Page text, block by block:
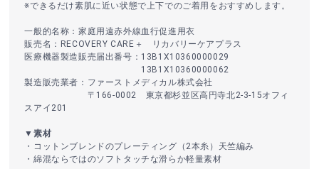
※できるだけ素肌に近い状態で上下でのご着用をおすすめします。
一般的名称：家庭用遠赤外線血行促進用衣
販売名：RECOVERY CARE＋ リカバリーケアプラス
医療機器製造販売届出番号：13B1X10360000029
13B1X10360000062
製造販売業者：ファーストメディカル株式会社
〒166-0002 東京都杉並区高円寺北2-3-15オフィ
スアイ201
▼素材
・コットンブレンドのプレーティング（2本糸）天竺編み
・綿混ならではのソフトタッチな滑らか軽量素材